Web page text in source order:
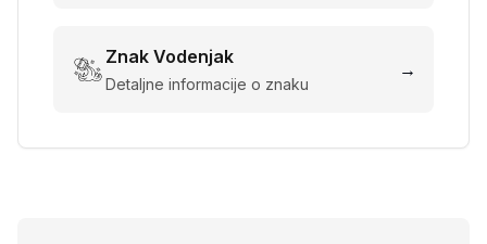
Znak Vodenjak
Detaljne informacije o znaku
→